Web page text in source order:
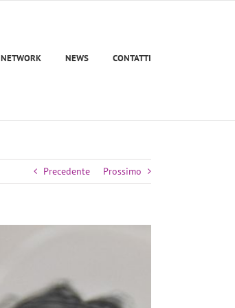
NETWORK NEWS CONTATTI
Precedente Prossimo